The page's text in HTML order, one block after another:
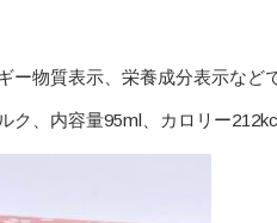
ー物質表示、栄養成分表示など
ク、内容量95ml、カロリー